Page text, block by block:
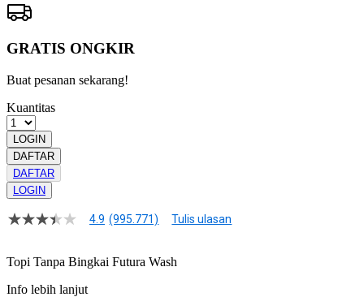
GRATIS ONGKIR
Buat pesanan sekarang!
Kuantitas
LOGIN
DAFTAR
DAFTAR
LOGIN
4.9
bintang,
rating
4.9 (995.771) Tulis ulasan
Topi Tanpa Bingkai Futura Wash
Info lebih lanjut